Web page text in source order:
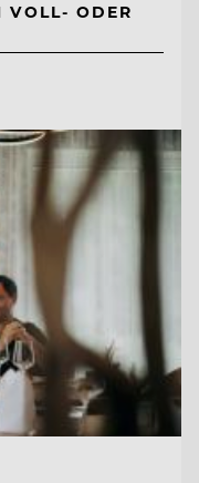
ODER